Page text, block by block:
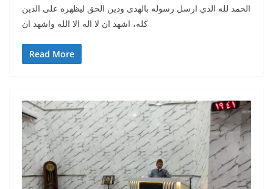
الحمد لله الذي ارسل رسوله بالهدى ودين الحق ليظهره على الدين
كله، اشهد ان لا اله الا الله واشهد ان
Read More